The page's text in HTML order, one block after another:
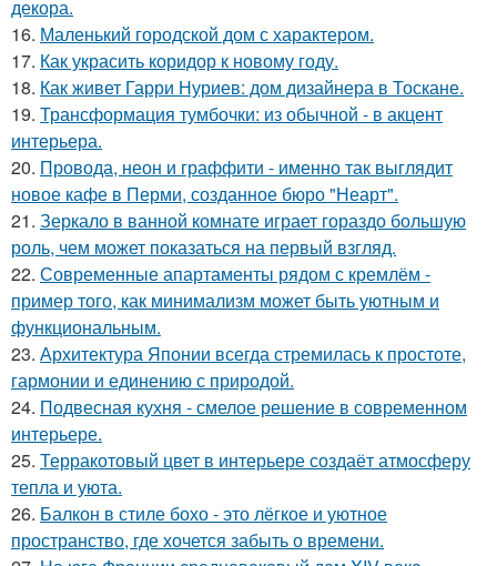
декора.
16. Маленький городской дом с характером.
17. Как украсить коридор к новому году.
18. Как живет Гарри Нуриев: дом дизайнера в Тоскане.
19. Трансформация тумбочки: из обычной - в акцент
интерьера.
20. Провода, неон и граффити - именно так выглядит
новое кафе в Перми, созданное бюро "Неарт".
21. Зеркало в ванной комнате играет гораздо большую
роль, чем может показаться на первый взгляд.
22. Современные апартаменты рядом с кремлём -
пример того, как минимализм может быть уютным и
функциональным.
23. Архитектура Японии всегда стремилась к простоте,
гармонии и единению с природой.
24. Подвесная кухня - смелое решение в современном
интерьере.
25. Терракотовый цвет в интерьере создаёт атмосферу
тепла и уюта.
26. Балкон в стиле бохо - это лёгкое и уютное
пространство, где хочется забыть о времени.